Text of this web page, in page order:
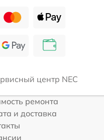
центр NEC
ремонта
и доставка